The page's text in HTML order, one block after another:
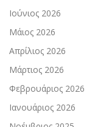
Ιούνιος 2026
Μάιος 2026
Απρίλιος 2026
Μάρτιος 2026
Φεβρουάριος 2026
Ιανουάριος 2026